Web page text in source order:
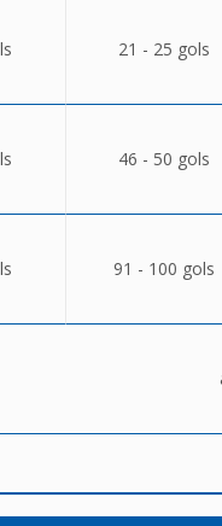
21 - 25 gols
46 - 50 gols
91 - 100 gols